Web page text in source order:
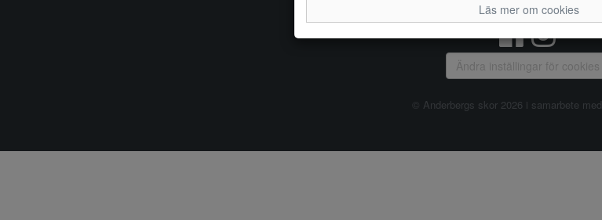
Läs mer om cookies
Ändra inställingar för cookies
© Anderbergs skor 2026 i samarbete med